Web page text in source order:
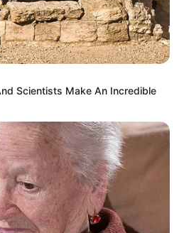
LAINNYA
Nyimas Ratu Rafa
Scientists Make An Incredible